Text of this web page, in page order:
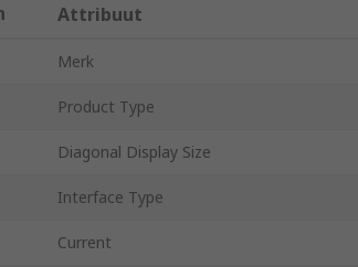
Attribuut
Merk
Product Type
Diagonal Display Size
Interface Type
Current